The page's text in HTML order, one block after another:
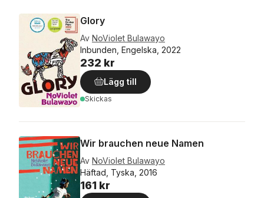
Glory
Av NoViolet Bulawayo
Inbunden, Engelska, 2022
232 kr
Lägg till
Skickas
Wir brauchen neue Namen
Av NoViolet Bulawayo
Häftad, Tyska, 2016
161 kr